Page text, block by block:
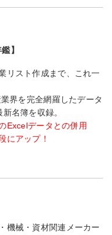
】
リスト作成まで、これ一
界を完全網羅したデータ
名簿を収録。
Excelデータとの併用
にアップ！
機械・資材関連メーカー